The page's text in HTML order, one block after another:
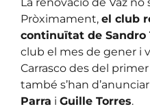
Pròximament, el club
continuïtat de Sandro
club el mes de gener i
Carrasco des del
també s’han
Parra i Guille Torres.